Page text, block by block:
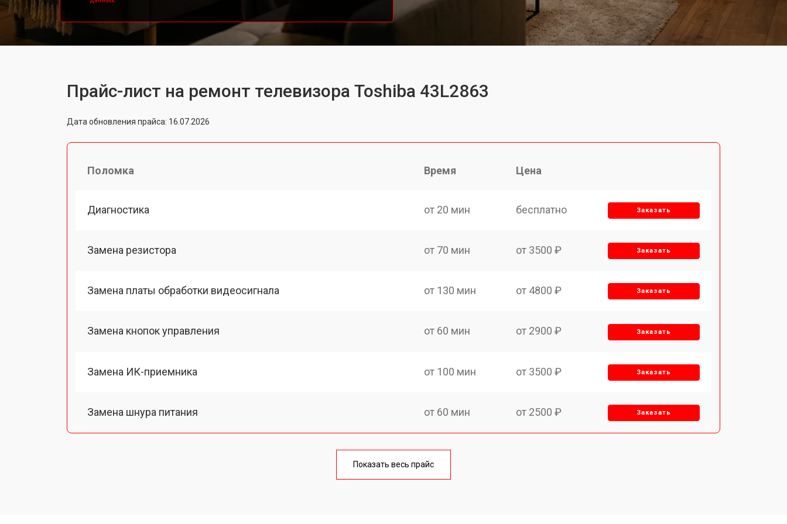
Прайс-лист на ремонт телевизора Toshiba 43L2863
Дата обновления прайса: 16.07.2026
Поломка Время Цена
Диагностика от 20 мин бесплатно Заказать
Замена резистора от 70 мин от 3500 ₽ Заказать
Замена платы обработки видеосигнала от 130 мин от 4800 ₽ Заказать
Замена кнопок управления от 60 мин от 2900 ₽ Заказать
Замена ИК-приемника от 100 мин от 3500 ₽ Заказать
Замена шнура питания от 60 мин от 2500 ₽ Заказать
от 90 мин
Показать весь прайс